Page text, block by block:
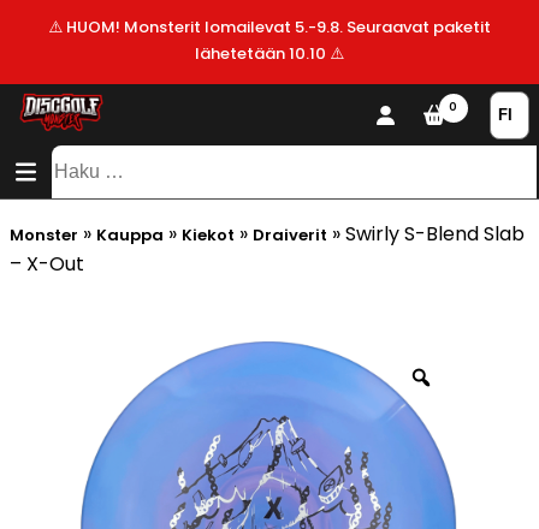
⚠️ HUOM! Monsterit lomailevat 5.-9.8. Seuraavat paketit
lähetetään 10.10 ⚠️
VALMISTAJAT
ALE!
UUSIMMAT
LISÄYKSET
SISÄLTÖ
SITEMAP
Haku:
0
Monster » Kauppa » Kiekot » Draiverit »Swirly S-Blend Slab
– X-Out